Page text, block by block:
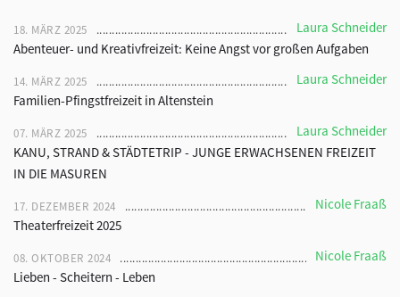
18. MÄRZ 2025
Laura Schneider
Abenteuer- und Kreativfreizeit: Keine Angst vor großen Aufgaben
14. MÄRZ 2025
Laura Schneider
Familien-Pfingstfreizeit in Altenstein
07. MÄRZ 2025
Laura Schneider
KANU, STRAND & STÄDTETRIP - JUNGE ERWACHSENEN FREIZEIT
IN DIE MASUREN
17. DEZEMBER 2024
Nicole Fraaß
Theaterfreizeit 2025
08. OKTOBER 2024
Nicole Fraaß
Lieben - Scheitern - Leben